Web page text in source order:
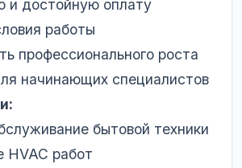
и достойную оплату
работы
профессионального роста
начинающих специалистов
бытовой техники
HVAC работ